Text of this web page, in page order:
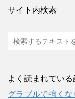
サイト内検索
よく読まれている
グラブルで強く